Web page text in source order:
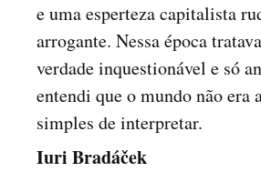
e uma esperteza capitalista
arrogante. Nessa época
verdade inquestionável e só
entendi que o mundo não era
simples de interpretar.
Iuri Bradáček